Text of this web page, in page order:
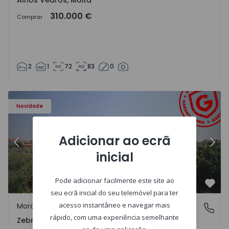
Comprar 310.000 €
2 1 72 83 0
Novidade
- 1566201 - 43
Moradia em Banda T4 Idanha-a-Nova, Zebreira e Segura
Anterior
Zebreira e Segura, Castelo Branco
Moradia em Banda
Zebreira e Segura, Castelo Branco
Adicionar ao ecrã
inicial
Pode adicionar facilmente este site ao
seu ecrã inicial do seu telemóvel para ter
acesso instantâneo e navegar mais
rápido, com uma experiência semelhante